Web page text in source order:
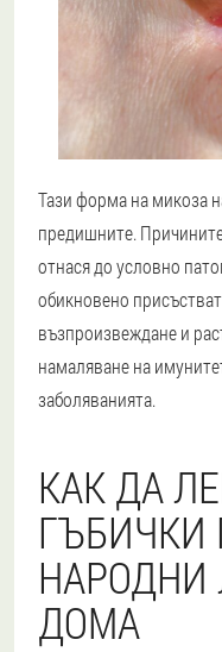
Тази форма на микоза
предишните.
отнася до условно
обикновено
възпроизвеждане и
намаляване на
заболяванията.
КАК ДА
ГЪБИЧКИ
НАРОДНИ
ДОМА